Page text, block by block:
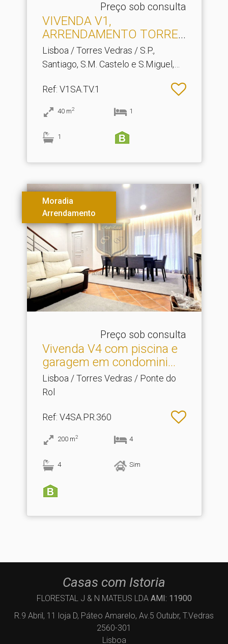
Preço sob consulta
VIVENDA V1,
ARRENDAMENTO TORRES
VEDRAS, pateo.​..
Lisboa / Torres Vedras / S.P.,
Santiago, S.M. Castelo e S.Miguel,
Ref: V1SA.TV.1
40 m2 1
1
Moradia
Arrendamento
Preço sob consulta
Vivenda V4 com piscina e
garagem em condomini.​..
Lisboa / Torres Vedras / Ponte do
Rol
Ref: V4SA.PR.360
200 m2 4
4 Sim
Casas com Istoria
FLORESTAL J & N MATEUS LDA AMI: 11900
R.9 Abril, 11 loja D, Páteo Amarelo, Av.5 Outubr, T.Vedras
2560-301
Lisboa